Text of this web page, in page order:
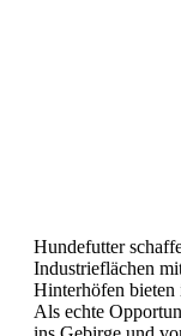
Hundefutter
Industrieflächen
Hinterhöfen bieten
Als echte